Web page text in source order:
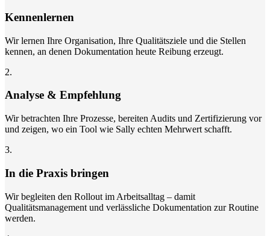
Kennenlernen
Wir lernen Ihre Organisation, Ihre Qualitätsziele und die Stellen
kennen, an denen Dokumentation heute Reibung erzeugt.
2.
Analyse & Empfehlung
Wir betrachten Ihre Prozesse, bereiten Audits und Zertifizierung vor
und zeigen, wo ein Tool wie Sally echten Mehrwert schafft.
3.
In die Praxis bringen
Wir begleiten den Rollout im Arbeitsalltag – damit
Qualitätsmanagement und verlässliche Dokumentation zur Routine
werden.